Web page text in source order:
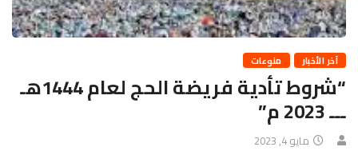
آخر الأخبار منوعات
“شروط تأدية فريضة الحج لعام 1444هـ
ـــ 2023 م”
مايو 4, 2023